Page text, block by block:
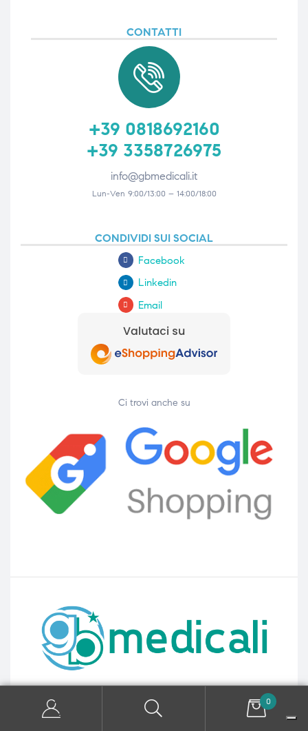
CONTATTI
+39 0818692160
+39 3358726975
info@gbmedicali.it
Lun-Ven 9:00/13:00 – 14:00/18:00
CONDIVIDI SUI SOCIAL
Facebook
Linkedin
Email
Ci trovi anche su
Dispositivi Medicali e Ausilii Medici 0